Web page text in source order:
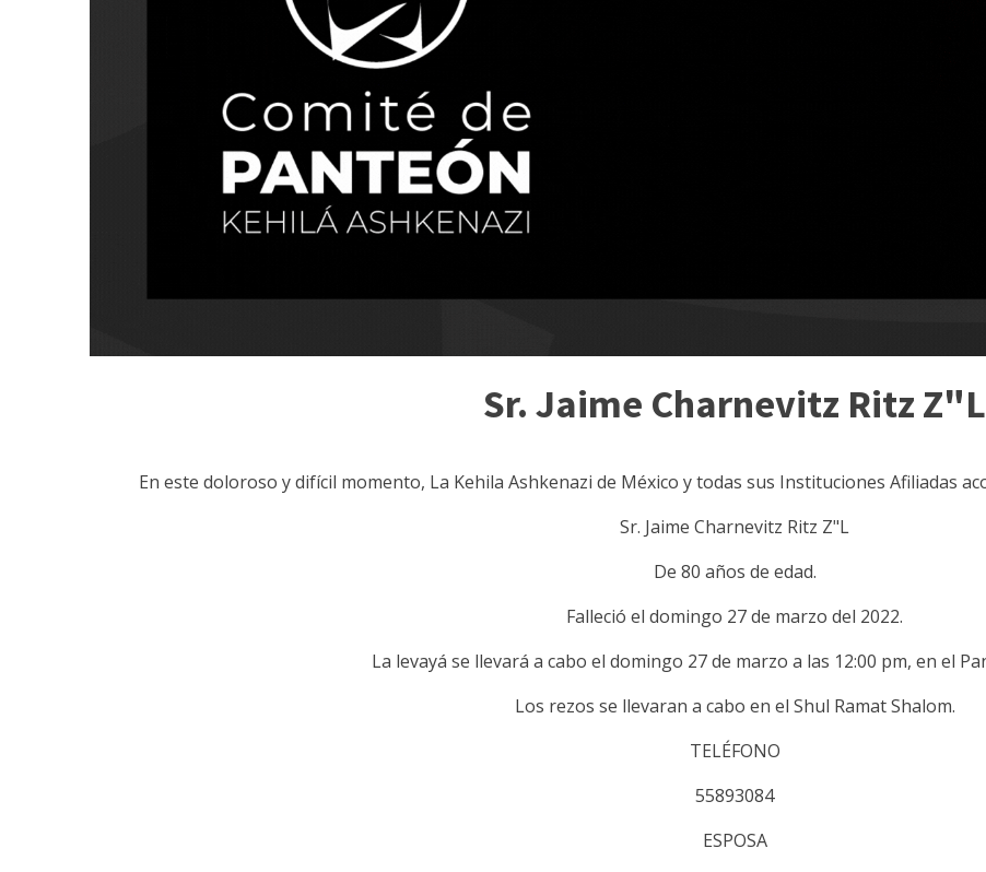
Sr. Jaime Charnevitz Ritz Z"L
En este doloroso y difícil momento, La Kehila Ashkenazi de México y todas sus Instituciones Afiliadas
Sr. Jaime Charnevitz Ritz Z"L
De 80 años de edad.
Falleció el domingo 27 de marzo del 2022.
La levayá se llevará a cabo el domingo 27 de marzo a las 12:00 pm, en el
Los rezos se llevaran a cabo en el Shul Ramat Shalom.
TELÉFONO
55893084
ESPOSA